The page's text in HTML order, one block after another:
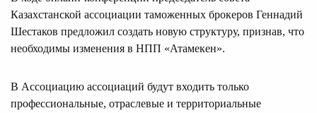
Казахстанской ассоциации таможенных брокеров Геннадий
Шестаков предложил создать новую структуру, признав, что
необходимы изменения в НПП «Атамекен».
В Ассоциацию ассоциаций будут входить только
профессиональные, отраслевые и территориальные